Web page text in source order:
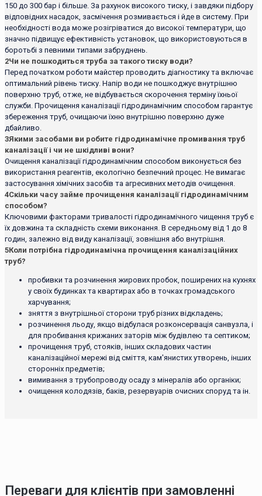
150 до 300 бар і більше. За рахунок високого тиску, і завдяки підбору
відповідних насадок, засмічення розмивається і йде в систему. При
необхідності вода може розігріватися до високої температури, що
значно підвищує ефективність установок, що використовуються в
боротьбі з певними типами забруднень.
2Чи не пошкодиться труба за такого тиску води?
Перед початком роботи майстер проводить діагностику та включає
оптимальний рівень тиску. Напір води не пошкоджує внутрішню
поверхню труб, отже, не відбувається скорочення терміну їхньої
служби. Прочищення каналізації гідродинамічним способом гарантує
збереження труб, очищаючи їхню внутрішню поверхню дуже
дбайливо.
3Якими засобами ви робите гідродинамічне промивання труб
каналізації і чи не шкідливі вони?
Очищення каналізації гідродинамічним способом виконується без
використання реагентів, екологічно безпечний процес. Не вимагає
застосування хімічних засобів та агресивних методів очищення.
4Скільки часу займе прочищення каналізації гідродинамічним
способом?
Ключовими факторами тривалості гідродинамічного чищення труб є
їх довжина та складність схеми виконання. В середньому від 1 до 8
годин, залежно від виду каналізації, зовнішня або внутрішня.
5Коли потрібна гідродинамічна прочищення каналізаційних
труб?
пробивки та розчинення жирових пробок, поширених на кухнях
у своїх будинках та квартирах або в точках громадського
харчування;
зняття з внутрішньої сторони труб різних відкладень;
розчинення льоду, якщо відбулася розконсервація санвузла, і
для пробивання крижаних заторів між будівлею та септиком;
прочищення труб, стояків, інших складових частин
каналізаційної мережі від сміття, кам'янистих утворень, інших
сторонніх предметів;
вимивання з трубопроводу осаду з мінералів або органіки;
очищення колодязів, баків, резервуарів очисних споруд та ін.
Переваги для клієнтів при замовленні